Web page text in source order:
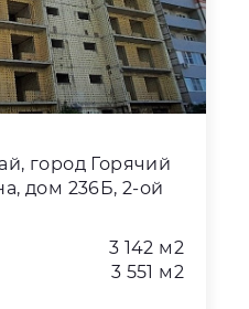
город Горячий
дом 236Б, 2-ой
3 142 м2
3 551 м2